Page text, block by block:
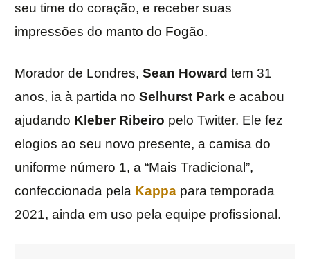
seu time do coração, e receber suas
impressões do manto do Fogão.
Morador de Londres, Sean Howard tem 31
anos, ia à partida no Selhurst Park e acabou
ajudando Kleber Ribeiro pelo Twitter. Ele fez
elogios ao seu novo presente, a camisa do
uniforme número 1, a “Mais Tradicional”,
confeccionada pela Kappa para temporada
2021, ainda em uso pela equipe profissional.